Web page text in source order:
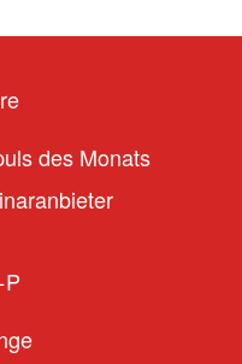
des Monats